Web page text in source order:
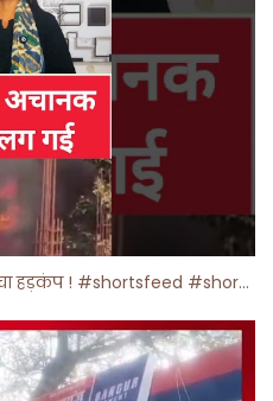
होतक में अचानक आग लगने से मचा हड़कंप ! #shortsfeed #shorts #viralshorts